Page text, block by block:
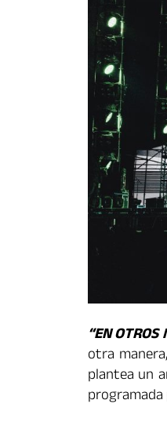
“EN OTROS
otra
plantea un